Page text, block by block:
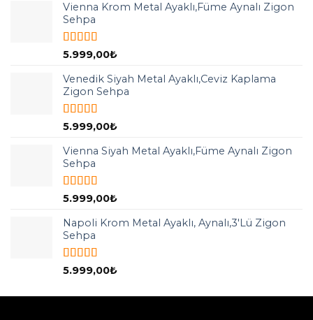
Vienna Krom Metal Ayaklı,Füme Aynalı Zigon
Sehpa
5 üzerinden
5.999,00₺
Venedik Siyah Metal Ayaklı,Ceviz Kaplama
Zigon Sehpa
5 üzerinden
5.999,00₺
Vienna Siyah Metal Ayaklı,Füme Aynalı Zigon
Sehpa
5 üzerinden
5.999,00₺
Napoli Krom Metal Ayaklı, Aynalı,3'Lü Zigon
Sehpa
5 üzerinden
5.999,00₺